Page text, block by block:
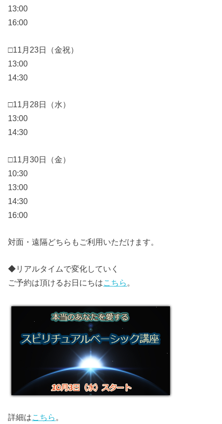
13:00
16:00
□11月23日（金祝）
13:00
14:30
□11月28日（水）
13:00
14:30
□11月30日（金）
10:30
13:00
14:30
16:00
対面・遠隔どちらもご利用いただけます。
◆リアルタイムで変化していく
ご予約は頂けるお日にちはこちら 。
詳細はこちら 。